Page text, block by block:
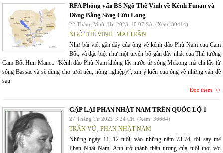
RFA Phỏng vấn BS Ngô Thế Vinh về Kênh Funan và
Đồng Bằng Sông Cửu Long
22 Tháng Mười Hai 2023 10:07 SA (Xem: 30414)
NGÔ THẾ VINH, MAI TRẦN
Như bài viết gần đây của ông về kênh đào Phù Nam của Cam
Bốt, và đặc biệt như một tuyên bố gần đây nhất của Thủ tướng
Cam Bốt Hun Manet: “Kênh đào Phù Nam không lấy nước từ sông Mekong mà chỉ lấy từ
sông Bassac và sẽ dùng cho tưới tiêu, nông nghiệp)\”, xin ý kiến của ông về những vấn đề
sau:
Đọc thêm
GẶP LẠI PHAN NHẬT NAM TRÊN QUỐC LỘ 1
27 Tháng Tư 2022 3:24 CH (Xem: 36664)
TRẦN VŨ, PHAN NHẬT NAM
Những ngày 11, 12 tuổi, vào những năm 73-74, tôi say mê
Phan Nhật Nam. Anh trở thành thần tượng của tuổi thơ, với